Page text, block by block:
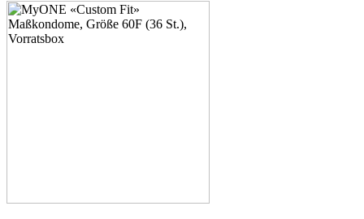
53C
53D
53E